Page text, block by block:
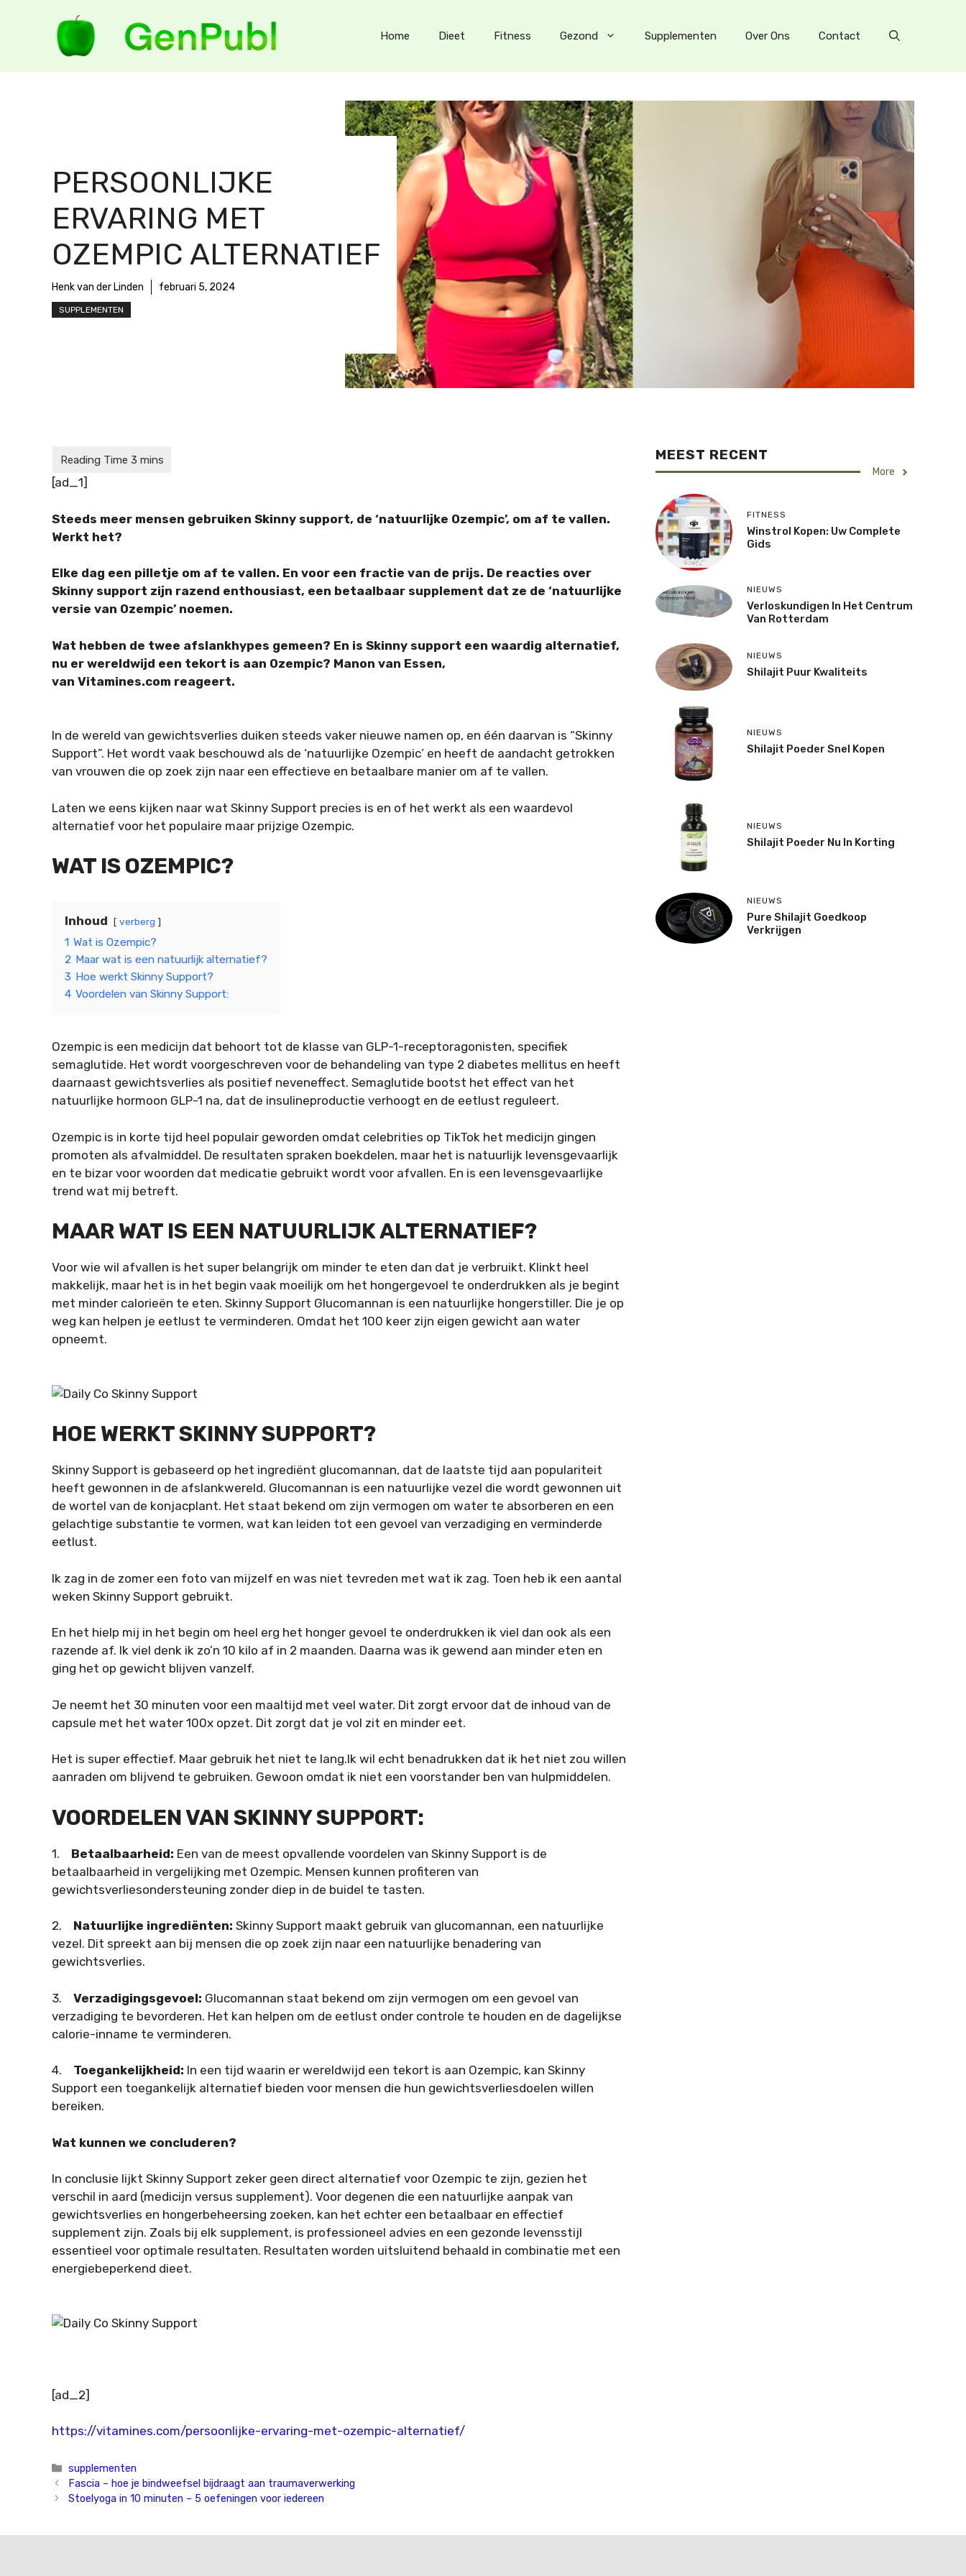
Home Dieet Fitness Gezond Supplementen Over Ons Contact
PERSOONLIJKE
ERVARING MET
OZEMPIC ALTERNATIEF
Henk van der Linden februari 5, 2024
SUPPLEMENTEN
[ad_1]
Steeds meer mensen gebruiken Skinny support, de ‘natuurlijke Ozempic’, om af te vallen.
Werkt het?
Elke dag een pilletje om af te vallen. En voor een fractie van de prijs. De reacties over
Skinny support zijn razend enthousiast, een betaalbaar supplement dat ze de ‘natuurlijke
versie van Ozempic’ noemen.
Wat hebben de twee afslankhypes gemeen? En is Skinny support een waardig alternatief,
nu er wereldwijd een tekort is aan Ozempic? Manon van Essen,
van Vitamines.com reageert.
In de wereld van gewichtsverlies duiken steeds vaker nieuwe namen op, en één daarvan is “Skinny
Support”. Het wordt vaak beschouwd als de ‘natuurlijke Ozempic’ en heeft de aandacht getrokken
van vrouwen die op zoek zijn naar een effectieve en betaalbare manier om af te vallen.
Laten we eens kijken naar wat Skinny Support precies is en of het werkt als een waardevol
alternatief voor het populaire maar prijzige Ozempic.
WAT IS OZEMPIC?
Inhoud verberg
1 Wat is Ozempic?
2 Maar wat is een natuurlijk alternatief?
3 Hoe werkt Skinny Support?
4 Voordelen van Skinny Support:
Ozempic is een medicijn dat behoort tot de klasse van GLP-1-receptoragonisten, specifiek
semaglutide. Het wordt voorgeschreven voor de behandeling van type 2 diabetes mellitus en heeft
daarnaast gewichtsverlies als positief neveneffect. Semaglutide bootst het effect van het
natuurlijke hormoon GLP-1 na, dat de insulineproductie verhoogt en de eetlust reguleert.
Ozempic is in korte tijd heel populair geworden omdat celebrities op TikTok het medicijn gingen
promoten als afvalmiddel. De resultaten spraken boekdelen, maar het is natuurlijk levensgevaarlijk
en te bizar voor woorden dat medicatie gebruikt wordt voor afvallen. En is een levensgevaarlijke
trend wat mij betreft.
MAAR WAT IS EEN NATUURLIJK ALTERNATIEF?
Voor wie wil afvallen is het super belangrijk om minder te eten dan dat je verbruikt. Klinkt heel
makkelijk, maar het is in het begin vaak moeilijk om het hongergevoel te onderdrukken als je begint
met minder calorieën te eten. Skinny Support Glucomannan is een natuurlijke hongerstiller. Die je op
weg kan helpen je eetlust te verminderen. Omdat het 100 keer zijn eigen gewicht aan water
opneemt.
HOE WERKT SKINNY SUPPORT?
Skinny Support is gebaseerd op het ingrediënt glucomannan, dat de laatste tijd aan populariteit
heeft gewonnen in de afslankwereld. Glucomannan is een natuurlijke vezel die wordt gewonnen uit
de wortel van de konjacplant. Het staat bekend om zijn vermogen om water te absorberen en een
gelachtige substantie te vormen, wat kan leiden tot een gevoel van verzadiging en verminderde
eetlust.
Ik zag in de zomer een foto van mijzelf en was niet tevreden met wat ik zag. Toen heb ik een aantal
weken Skinny Support gebruikt.
En het hielp mij in het begin om heel erg het honger gevoel te onderdrukken ik viel dan ook als een
razende af. Ik viel denk ik zo’n 10 kilo af in 2 maanden. Daarna was ik gewend aan minder eten en
ging het op gewicht blijven vanzelf.
Je neemt het 30 minuten voor een maaltijd met veel water. Dit zorgt ervoor dat de inhoud van de
capsule met het water 100x opzet. Dit zorgt dat je vol zit en minder eet.
Het is super effectief. Maar gebruik het niet te lang.Ik wil echt benadrukken dat ik het niet zou willen
aanraden om blijvend te gebruiken. Gewoon omdat ik niet een voorstander ben van hulpmiddelen.
VOORDELEN VAN SKINNY SUPPORT:
1. Betaalbaarheid: Een van de meest opvallende voordelen van Skinny Support is de
betaalbaarheid in vergelijking met Ozempic. Mensen kunnen profiteren van
gewichtsverliesondersteuning zonder diep in de buidel te tasten.
2. Natuurlijke ingrediënten: Skinny Support maakt gebruik van glucomannan, een natuurlijke
vezel. Dit spreekt aan bij mensen die op zoek zijn naar een natuurlijke benadering van
gewichtsverlies.
3. Verzadigingsgevoel: Glucomannan staat bekend om zijn vermogen om een gevoel van
verzadiging te bevorderen. Het kan helpen om de eetlust onder controle te houden en de dagelijkse
calorie-inname te verminderen.
4. Toegankelijkheid: In een tijd waarin er wereldwijd een tekort is aan Ozempic, kan Skinny
Support een toegankelijk alternatief bieden voor mensen die hun gewichtsverliesdoelen willen
bereiken.
Wat kunnen we concluderen?
In conclusie lijkt Skinny Support zeker geen direct alternatief voor Ozempic te zijn, gezien het
verschil in aard (medicijn versus supplement). Voor degenen die een natuurlijke aanpak van
gewichtsverlies en hongerbeheersing zoeken, kan het echter een betaalbaar en effectief
supplement zijn. Zoals bij elk supplement, is professioneel advies en een gezonde levensstijl
essentieel voor optimale resultaten. Resultaten worden uitsluitend behaald in combinatie met een
energiebeperkend dieet.
[ad_2]
https://vitamines.com/persoonlijke-ervaring-met-ozempic-alternatief/
Categorieën
supplementen
Fascia – hoe je bindweefsel bijdraagt aan traumaverwerking
Stoelyoga in 10 minuten – 5 oefeningen voor iedereen
MEEST RECENT
More
FITNESS
Winstrol Kopen: Uw Complete
Gids
NIEUWS
Verloskundigen In Het Centrum
Van Rotterdam
NIEUWS
Shilajit Puur Kwaliteits
NIEUWS
Shilajit Poeder Snel Kopen
NIEUWS
Shilajit Poeder Nu In Korting
NIEUWS
Pure Shilajit Goedkoop
Verkrijgen